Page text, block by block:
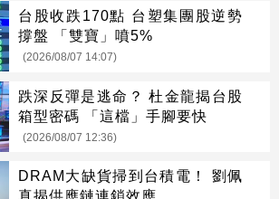
台股收跌170點 台塑集團股逆勢
撐盤 「雙寶」噴5%
(2026/08/07 14:07)
跌深反彈是逃命？ 杜金龍揭台股
箱型密碼 「這檔」手腳要快
(2026/08/07 12:36)
DRAM大缺貨掃到台積電！ 劉佩
真揭供應鏈連鎖效應